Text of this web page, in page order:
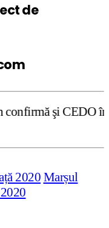
de
în cazul
2020 Marșul